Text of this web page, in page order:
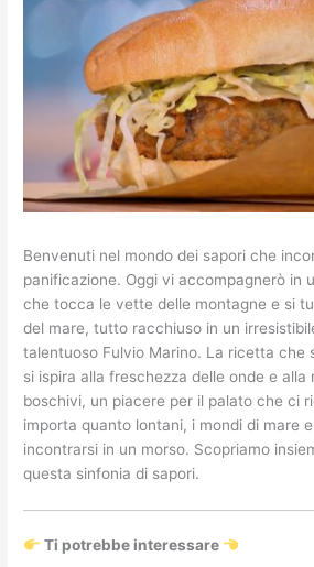
Benvenuti nel mondo dei sapori che
panificazione. Oggi vi accompagnerò in
che tocca le vette delle montagne e si
del mare, tutto racchiuso in un
talentuoso Fulvio Marino. La ricetta che
si ispira alla freschezza delle onde e
boschivi, un piacere per il palato che ci
importa quanto lontani, i mondi di mare
incontrarsi in un morso. Scopriamo
questa sinfonia di sapori.
Ti potrebbe interessare